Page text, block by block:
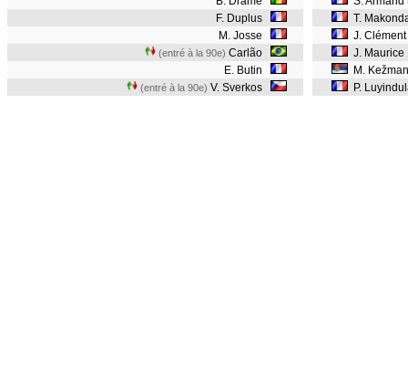
F. Duplus
M. Josse
(entré à la 90e) Carlão
E. Butin
(entré à la 90e) V. Sverkos
T.
J. Clément
J. Maurice
M. Kežman
P.